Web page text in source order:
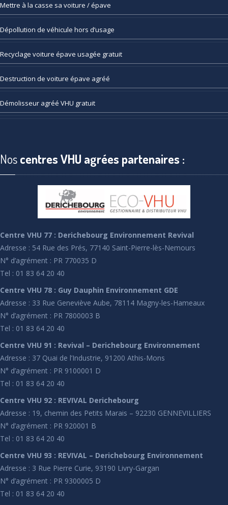
Mettre à la casse sa voiture / épave
Dépollution de véhicule hors d’usage
Recyclage voiture épave usagée gratuit
Destruction de voiture épave agréé
Démolisseur agréé VHU gratuit
Noscentres VHU agrées partenaires :
Centre VHU 77 : Derichebourg Environnement Revival
Adresse : 54 Rue des Prés, 77140 Saint-Pierre-lès-Nemours
N° d’agrément : PR 770035 D
Tel : 01 83 64 20 40
Centre VHU 78 : Guy Dauphin Environnement GDE
Adresse : 33 Rue Geneviève Aube, 78114 Magny-les-Hameaux
N° d’agrément : PR 7800003 B
Tel : 01 83 64 20 40
Centre VHU 91 : Revival – Derichebourg Environnement
Adresse : 37 Quai de l’Industrie, 91200 Athis-Mons
N° d’agrément : PR 9100001 D
Tel : 01 83 64 20 40
Centre VHU 92 : REVIVAL Derichebourg
Adresse : 19, chemin des Petits Marais – 92230 GENNEVILLIERS
N° d’agrément : PR 920001 B
Tel : 01 83 64 20 40
Centre VHU 93 : REVIVAL – Derichebourg Environnement
Adresse : 3 Rue Pierre Curie, 93190 Livry-Gargan
N° d’agrément : PR 9300005 D
Tel : 01 83 64 20 40